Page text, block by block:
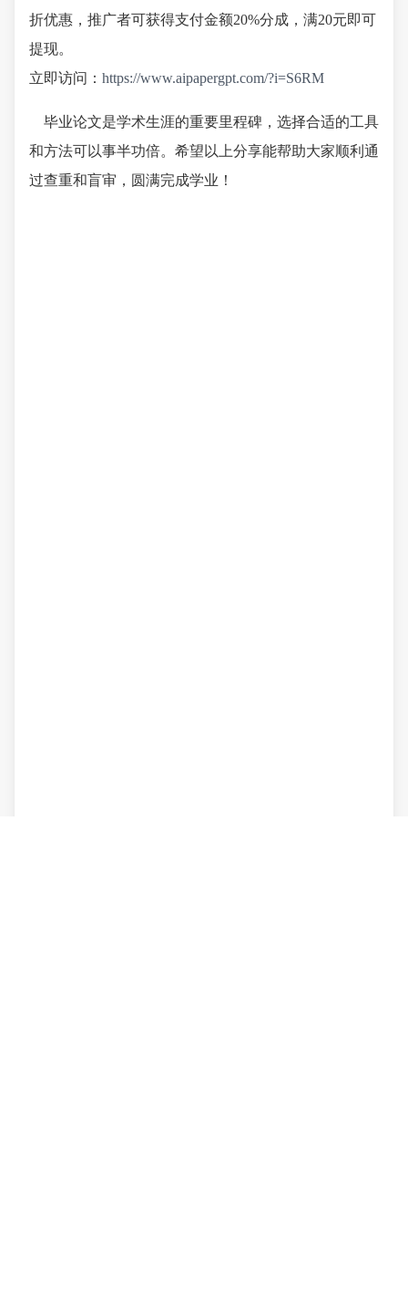
折优惠，推广者可获得支付金额20%分成，满20元即可
提现。
立即访问： https://www.aipapergpt.com/?i=S6RM
毕业论文是学术生涯的重要里程碑，选择合适的工具
和方法可以事半功倍。希望以上分享能帮助大家顺利通
过查重和盲审，圆满完成学业！